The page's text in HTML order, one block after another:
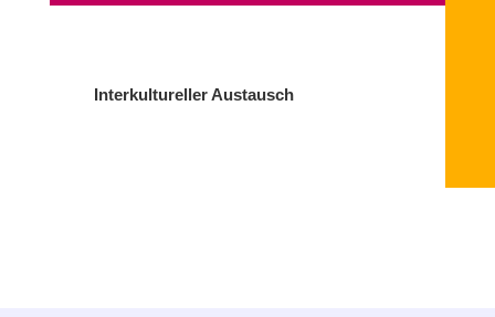
Interkultureller Austausch